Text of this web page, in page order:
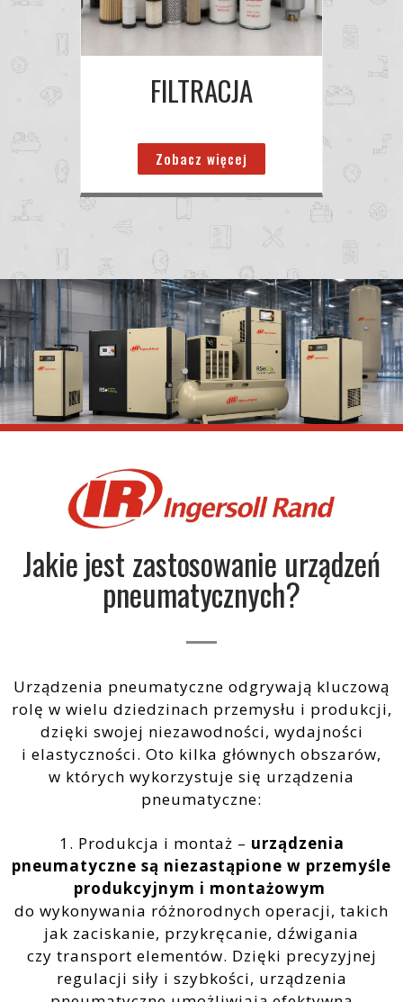
FILTRACJA
Zobacz więcej
Jakie jest zastosowanie urządzeń
pneumatycznych?
Urządzenia pneumatyczne odgrywają kluczową
rolę w wielu dziedzinach przemysłu i produkcji,
dzięki swojej niezawodności, wydajności
i elastyczności. Oto kilka głównych obszarów,
w których wykorzystuje się urządzenia
pneumatyczne:
1. Produkcja i montaż – urządzenia
pneumatyczne są niezastąpione w przemyśle
produkcyjnym i montażowym
do wykonywania różnorodnych operacji, takich
jak zaciskanie, przykręcanie, dźwigania
czy transport elementów. Dzięki precyzyjnej
regulacji siły i szybkości, urządzenia